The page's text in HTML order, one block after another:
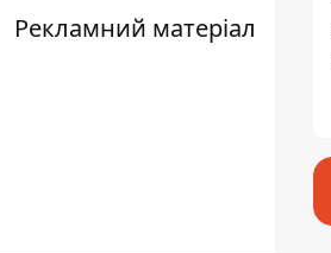
Рекламний матеріал